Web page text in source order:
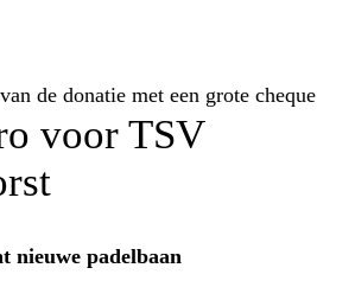
voor TSV
nieuwe padelbaan